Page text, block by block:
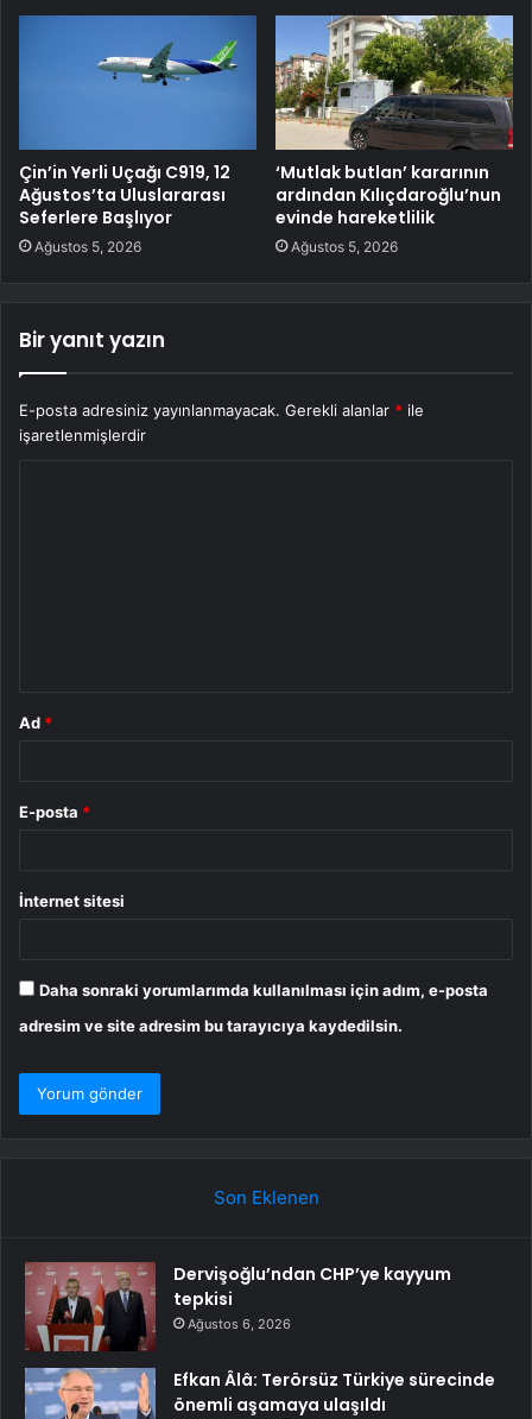
Çin’in Yerli Uçağı C919, 12
Ağustos’ta Uluslararası
Seferlere Başlıyor
Ağustos 5, 2026
‘Mutlak butlan’ kararının
ardından Kılıçdaroğlu’nun
evinde hareketlilik
Ağustos 5, 2026
Bir yanıt yazın
E-posta adresiniz yayınlanmayacak. Gerekli alanlar * ile
işaretlenmişlerdir
Ad *
E-posta *
İnternet sitesi
Daha sonraki yorumlarımda kullanılması için adım, e-posta
adresim ve site adresim bu tarayıcıya kaydedilsin.
Son Eklenen
Dervişoğlu’ndan CHP’ye kayyum
tepkisi
Ağustos 6, 2026
Efkan Âlâ: Terörsüz Türkiye sürecinde
önemli aşamaya ulaşıldı